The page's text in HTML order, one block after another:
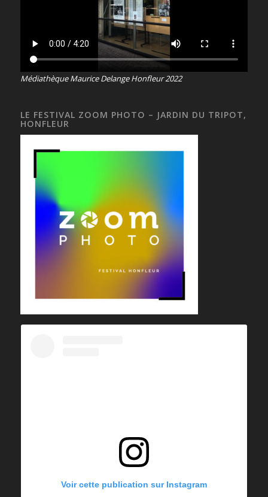
Médiathèque Maurice Delange Honfleur 2022
LE FESTIVAL ZOOM PHOTO – JARDIN DU TRIPOT,
HONFLEUR
Voir cette publication sur Instagram